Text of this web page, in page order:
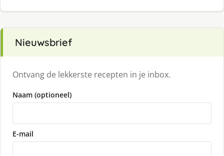
Nieuwsbrief
Ontvang de lekkerste recepten in je inbox.
Naam (optioneel)
E-mail